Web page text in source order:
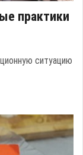
практики
ситуацию